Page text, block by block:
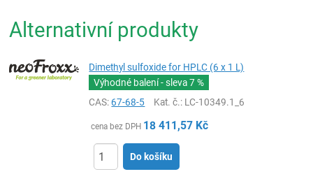
Alternativní produkty
Dimethyl sulfoxide for HPLC (6 x 1 L)
Výhodné balení - sleva7 %
CAS:67-68-5 Kat. č.: LC-10349.1_6
cena bez DPH 18 411,57 Kč
Do košíku